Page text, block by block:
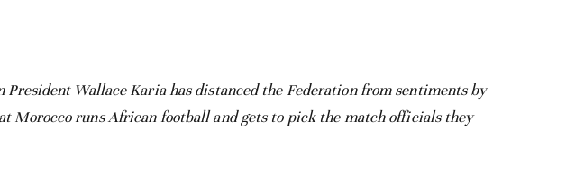
President Wallace Karia has distanced the Federation from sentiments by
Morocco runs African football and gets to pick the match officials they